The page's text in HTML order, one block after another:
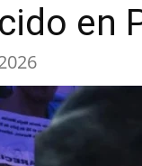
en